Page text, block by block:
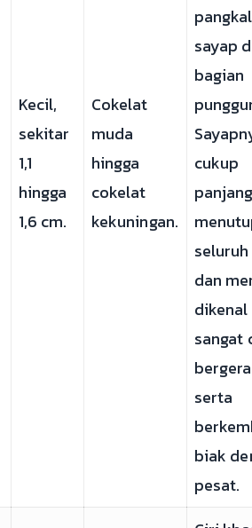
Kecil,
sekitar
1,1
hingga
1,6 cm.
Cokelat
muda
hingga
cokelat
kekuningan.
pangkal
sayap
bagian
cukup
dan
dikenal
sangat
serta
biak
pesat.